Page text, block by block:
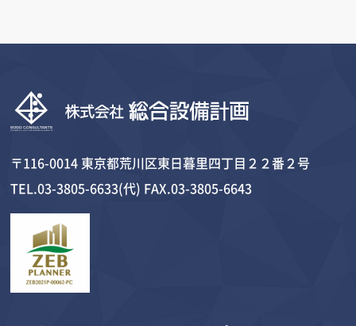
〒116-0014 東京都荒川区東日暮里四丁目２２番２号
TEL.03-3805-6633(代) FAX.03-3805-6643